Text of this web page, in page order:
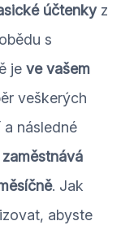
účtenkyz
s
je ve vašem
veškerých
následné
zaměstnává
. Jak
abyste